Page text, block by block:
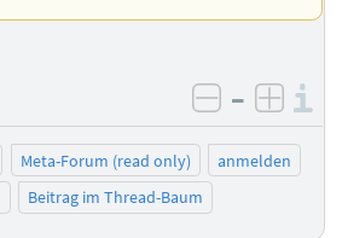
negativ
–
Meta-Forum (read only)
anmelden
Beitrag im Thread-Baum